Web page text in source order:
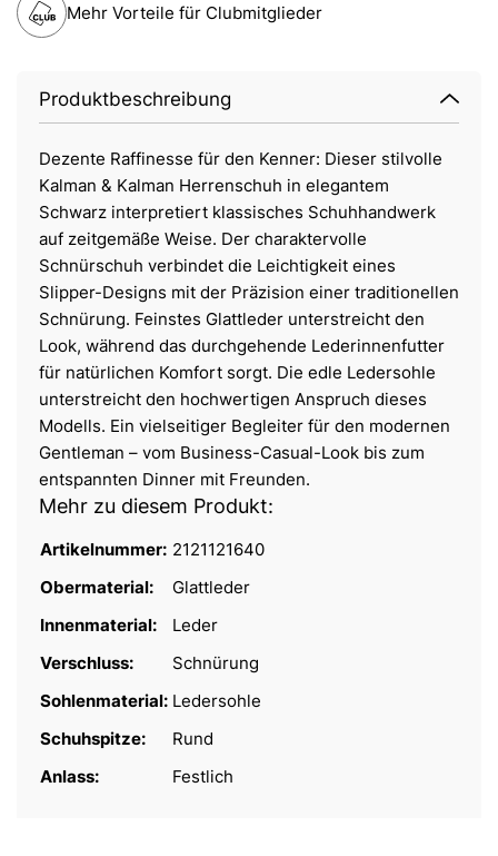
Mehr Vorteile für Clubmitglieder
Produktbeschreibung
Dezente Raffinesse für den Kenner: Dieser stilvolle
Kalman & Kalman Herrenschuh in elegantem
Schwarz interpretiert klassisches Schuhhandwerk
auf zeitgemäße Weise. Der charaktervolle
Schnürschuh verbindet die Leichtigkeit eines
Slipper-Designs mit der Präzision einer traditionellen
Schnürung. Feinstes Glattleder unterstreicht den
Look, während das durchgehende Lederinnenfutter
für natürlichen Komfort sorgt. Die edle Ledersohle
unterstreicht den hochwertigen Anspruch dieses
Modells. Ein vielseitiger Begleiter für den modernen
Gentleman – vom Business-Casual-Look bis zum
entspannten Dinner mit Freunden.
Mehr zu diesem Produkt:
Artikelnummer: 2121121640
Obermaterial:
Glattleder
Innenmaterial:
Leder
Verschluss:
Schnürung
Sohlenmaterial: Ledersohle
Schuhspitze:
Rund
Anlass:
Festlich